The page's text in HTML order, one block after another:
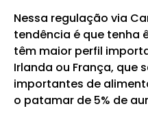
Nessa regulação via
tendência é que tenha
têm maior perfil
Irlanda ou França, que
importantes de
o patamar de 5% de